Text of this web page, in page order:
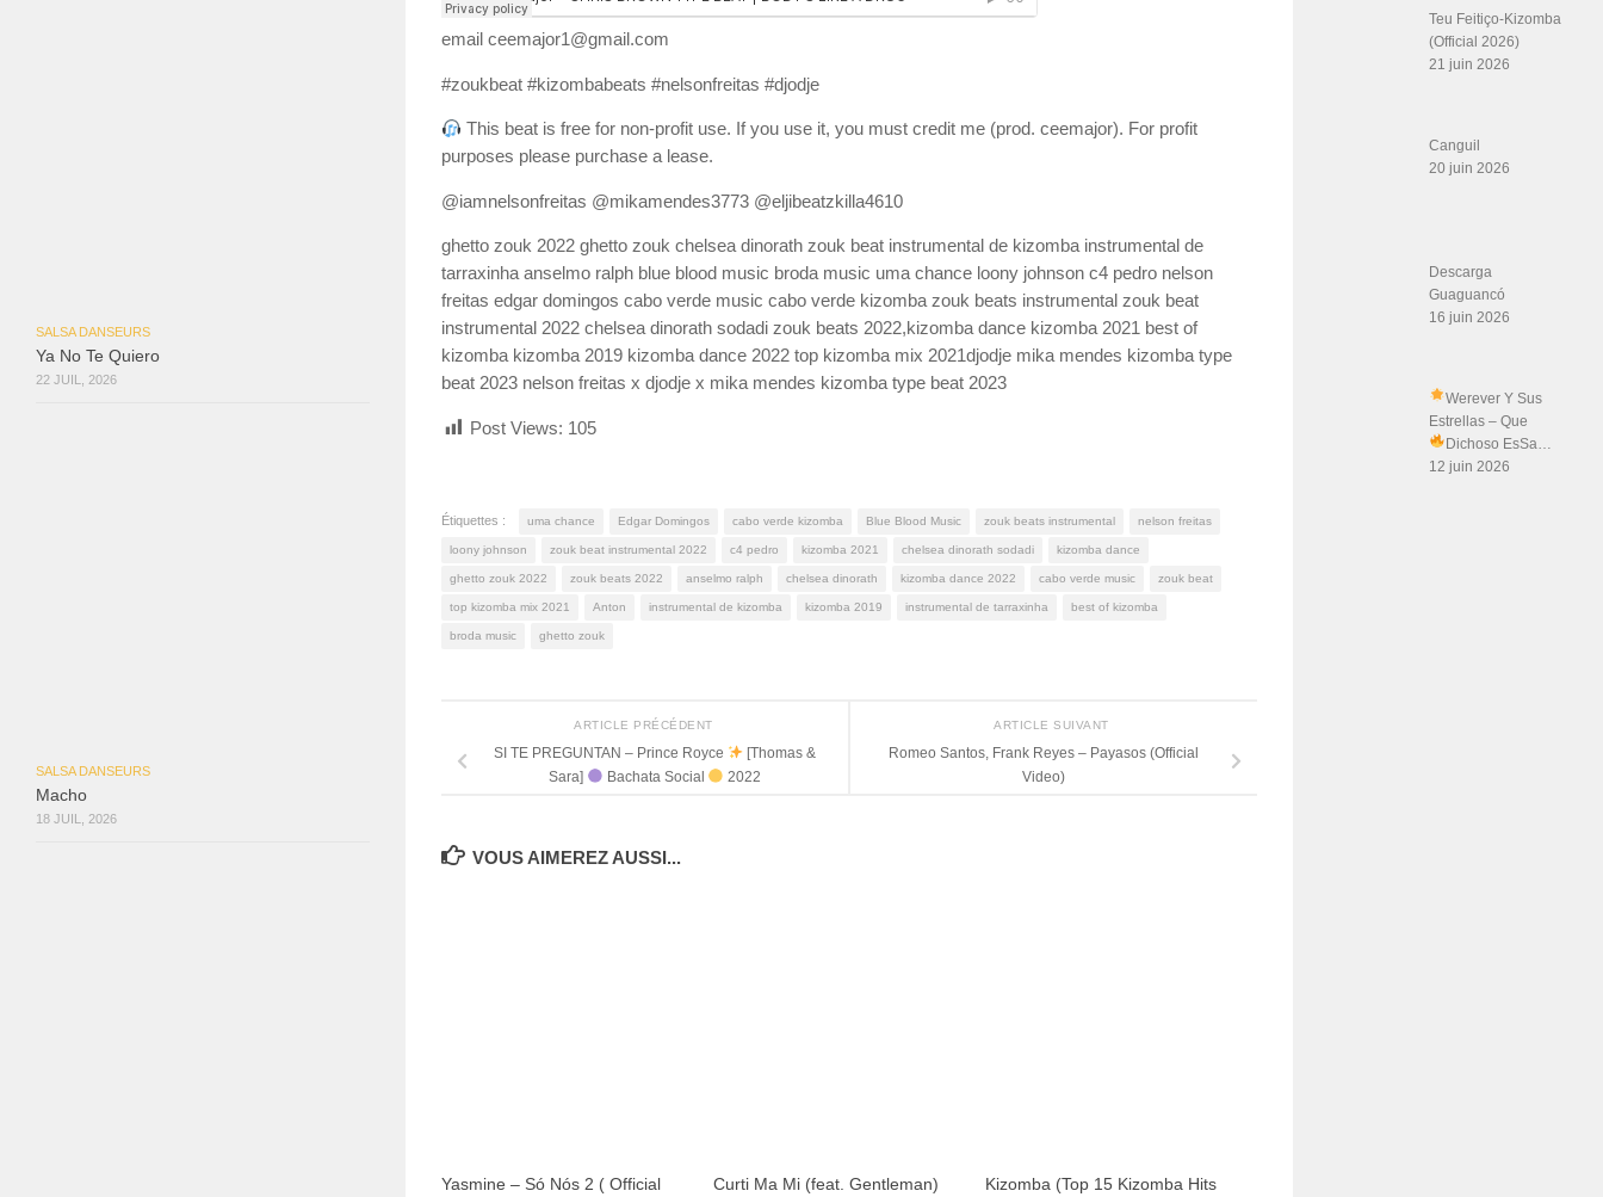
email ceemajor1@gmail.com
#zoukbeat #kizombabeats #nelsonfreitas #djodje
This beat is free for non-profit use. If you use it, you must credit me (prod. ceemajor). For profit
purposes please purchase a lease.
@iamnelsonfreitas @mikamendes3773 @eljibeatzkilla4610
ghetto zouk 2022 ghetto zouk chelsea dinorath zouk beat instrumental de kizomba instrumental de
tarraxinha anselmo ralph blue blood music broda music uma chance loony johnson c4 pedro nelson
freitas edgar domingos cabo verde music cabo verde kizomba zouk beats instrumental zouk beat
instrumental 2022 chelsea dinorath sodadi zouk beats 2022,kizomba dance kizomba 2021 best of
kizomba kizomba 2019 kizomba dance 2022 top kizomba mix 2021djodje mika mendes kizomba type
beat 2023 nelson freitas x djodje x mika mendes kizomba type beat 2023
Post Views: 105
Étiquettes : uma chance Edgar Domingos cabo verde kizomba Blue Blood Music zouk beats instrumental nelson freitas
loony johnson zouk beat instrumental 2022 c4 pedro kizomba 2021 chelsea dinorath sodadi kizomba dance
ghetto zouk 2022 zouk beats 2022 anselmo ralph chelsea dinorath kizomba dance 2022 cabo verde music zouk beat
top kizomba mix 2021 Anton instrumental de kizomba kizomba 2019 instrumental de tarraxinha best of kizomba
broda music ghetto zouk
ARTICLE SUIVANT
Romeo Santos, Frank Reyes – Payasos (Official
Video)
ARTICLE PRÉCÉDENT
SI TE PREGUNTAN – Prince Royce
[Thomas &
Sara]
Bachata Social 2022
VOUS AIMEREZ AUSSI...
Yasmine – Só Nós 2 ( Official
Curti Ma Mi (feat. Gentleman)
Kizomba (Top 15 Kizomba Hits
SALSA DANSEURS
Ya No Te Quiero
22 JUIL, 2026
SALSA DANSEURS
Macho
18 JUIL, 2026
Teu Feitiço-Kizomba
(Official 2026)
21 juin 2026
Canguil
20 juin 2026
Descarga
Guaguancó
16 juin 2026
Werever Y Sus
Estrellas – Que
Dichoso EsSa…
12 juin 2026